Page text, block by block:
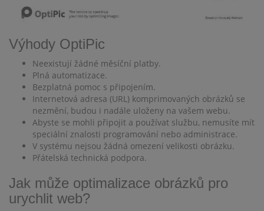
Výhody OptiPic
Neexistují žádné měsíční platby.
Plná automatizace.
Bezplatná pomoc s připojením.
Internetová adresa (URL) komprimovaných obrázků se
nezmění, budou i nadále uloženy na vašem webu.
Abyste se mohli připojit a používat službu, nemusíte mít
speciální znalosti programování nebo administrace.
V systému nejsou žádná omezení velikosti obrázku.
Přátelská technická podpora.
Jak může optimalizace obrázků pro
urychlit web?